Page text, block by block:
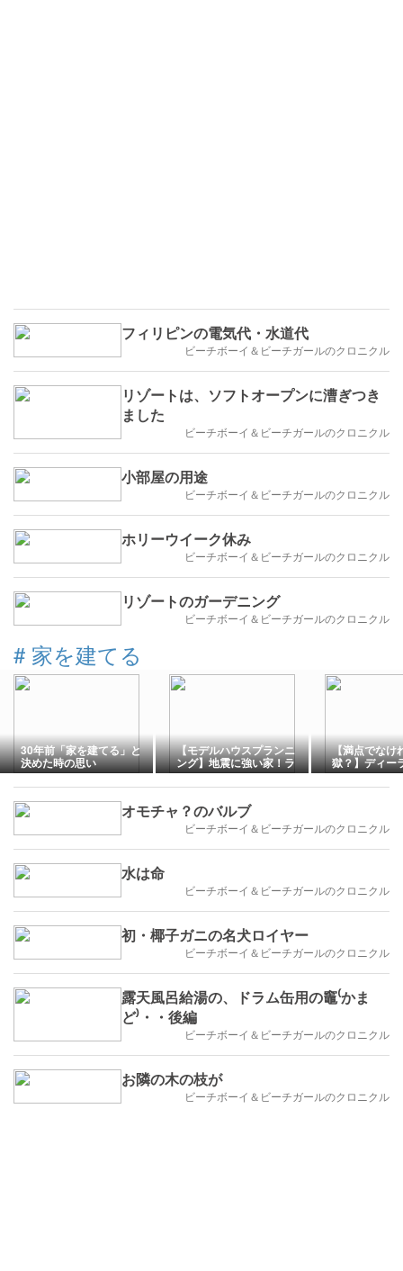
フィリピンの電気代・水道代
ビーチボーイ＆ビーチガールのクロニクル
リゾートは、ソフトオープンに漕ぎつき
ました
ビーチボーイ＆ビーチガールのクロニクル
小部屋の用途
ビーチボーイ＆ビーチガールのクロニクル
ホリーウイーク休み
ビーチボーイ＆ビーチガールのクロニクル
リゾートのガーデニング
ビーチボーイ＆ビーチガールのクロニクル
# 家を建てる
30年前「家を建てる」と
決めた時の思い
【モデルハウスプランニ
ング】地震に強い家！ラ
イフデザイン・カバヤ様
で叶える防災備蓄収納も
【満点でなけ
獄？】ディー
ートに潜む「
と賢い書き方
オモチャ？のバルブ
ビーチボーイ＆ビーチガールのクロニクル
水は命
ビーチボーイ＆ビーチガールのクロニクル
初・椰子ガニの名犬ロイヤー
ビーチボーイ＆ビーチガールのクロニクル
露天風呂給湯の、ドラム缶用の竈⁽かま
ど⁾・・後編
ビーチボーイ＆ビーチガールのクロニクル
お隣の木の枝が
ビーチボーイ＆ビーチガールのクロニクル